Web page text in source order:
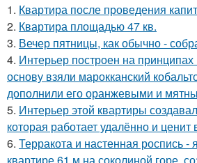
1. Квартира после проведения
2. Квартира площадью 47 кв.
3. Вечер пятницы, как обычно -
4. Интерьер построен на принципах
основу взяли марокканский
дополнили его оранжевыми и
5. Интерьер этой квартиры
которая работает удалённо и
6. Терракота и настенная роспись -
квартире 61 м на соколиной горе,